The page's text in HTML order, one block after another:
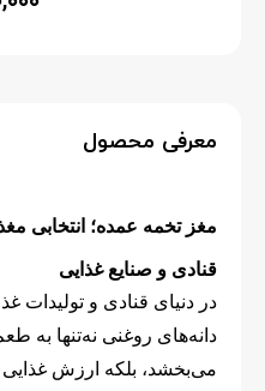
معرفی محصول
مغز تخمه عمده؛ انتخابی
قنادی و صنایع غذایی
در دنیای قنادی و تولیدات
دانه‌های روغنی نه‌تنها به
می‌بخشد، بلکه ارزش غذایی